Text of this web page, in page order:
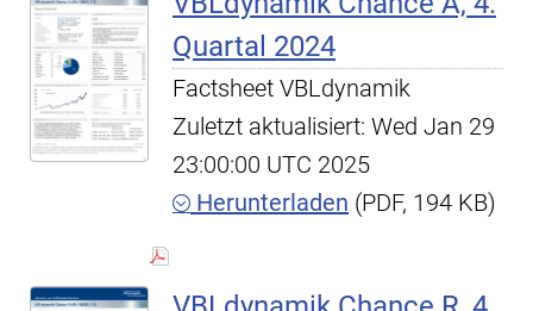
Quartal 2024
Factsheet VBLdynamik
Zuletzt aktualisiert: Wed Jan 29
23:00:00 UTC 2025
Herunterladen (PDF, 194 KB)